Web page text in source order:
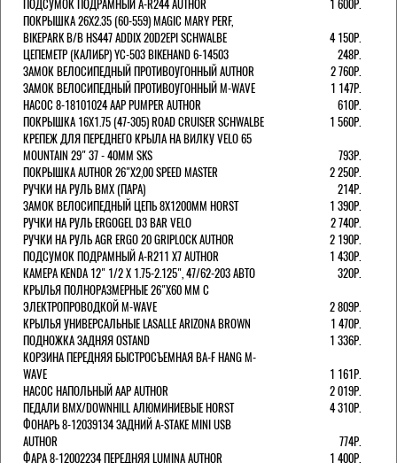
ПОДСУМОК ПОДРАМНЫЙ A-R244 AUTHOR
1 600Р.
ПОКРЫШКА 26X2.35 (60-559) MAGIC MARY PERF,
BIKEPARK B/B HS447 ADDIX 20D2EPI SCHWALBE
4 150Р.
ЦЕПЕМЕТР (КАЛИБР) YC-503 BIKEHAND 6-14503
248Р.
ЗАМОК ВЕЛОСИПЕДНЫЙ ПРОТИВОУГОННЫЙ AUTHOR
2 760Р.
ЗАМОК ВЕЛОСИПЕДНЫЙ ПРОТИВОУГОННЫЙ M-WAVE
1 147Р.
НАСОС 8-18101024 AAP PUMPER AUTHOR
610Р.
ПОКРЫШКА 16X1.75 (47-305) ROAD CRUISER SCHWALBE
1 560Р.
КРЕПЕЖ ДЛЯ ПЕРЕДНЕГО КРЫЛА НА ВИЛКУ VELO 65
MOUNTAIN 29" 37 - 40ММ SKS
793Р.
ПОКРЫШКА AUTHOR 26"Х2,00 SPEED MASTER
2 250Р.
РУЧКИ НА РУЛЬ BMX (ПАРА)
214Р.
ЗАМОК ВЕЛОCИПЕДНЫЙ ЦЕПЬ 8Х1200ММ HORST
1 390Р.
РУЧКИ НА РУЛЬ ERGOGEL D3 BAR VELO
2 740Р.
РУЧКИ НА РУЛЬ AGR ERGO 20 GRIPLOCK AUTHOR
2 190Р.
ПОДСУМОК ПОДРАМНЫЙ A-R211 X7 AUTHOR
1 430Р.
КАМЕРА KENDA 12" 1/2 Х 1.75-2.125", 47/62-203 АВТО
320Р.
КРЫЛЬЯ ПОЛНОРАЗМЕРНЫЕ 26"Х60 ММ С
ЭЛЕКТРОПРОВОДКОЙ M-WAVE
2 809Р.
КРЫЛЬЯ УНИВЕРСАЛЬНЫЕ LASALLE ARIZONA BROWN
1 470Р.
ПОДНОЖКА ЗАДНЯЯ OSTAND
1 336Р.
КОРЗИНА ПЕРЕДНЯЯ БЫСТРОСЪЕМНАЯ BA-F HANG M-
WAVE
1 161Р.
НАСОС НАПОЛЬНЫЙ AAP AUTHOR
2 019Р.
ПЕДАЛИ BMX/DOWNHILL АЛЮМИНИЕВЫЕ HORST
4 310Р.
ФОНАРЬ 8-12039134 ЗАДНИЙ A-STAKE MINI USB
AUTHOR
774Р.
ФАРА 8-12002234 ПЕРЕДНЯЯ LUMINA AUTHOR
1 400Р.